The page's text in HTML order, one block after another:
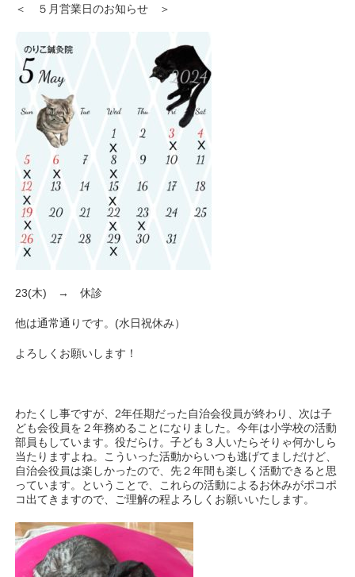
＜ ５月営業日のお知らせ ＞
23(木) → 休診
他は通常通りです。(水日祝休み）
よろしくお願いします！
わたくし事ですが、2年任期だった自治会役員が終わり、次は子
ども会役員を２年務めることになりました。今年は小学校の活動
部員もしています。役だらけ。子ども３人いたらそりゃ何かしら
当たりますよね。こういった活動からいつも逃げてましだけど、
自治会役員は楽しかったので、先２年間も楽しく活動できると思
っています。ということで、これらの活動によるお休みがポコポ
コ出てきますので、ご理解の程よろしくお願いいたします。